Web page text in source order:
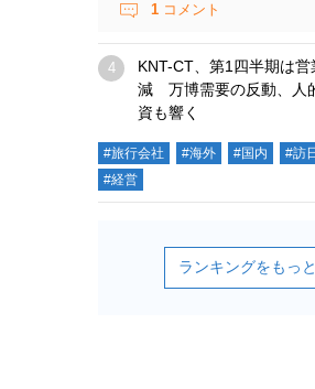
1 コメント
KNT-CT、第1四半期は営
減 万博需要の反動、人
資も響く
#旅行会社 #海外 #国内 #訪日
#経営